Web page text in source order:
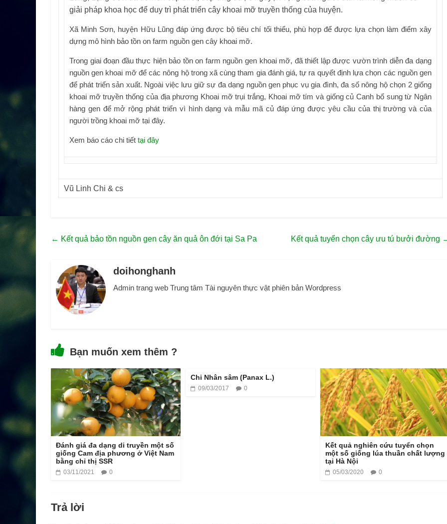
giải pháp khoa học để duy trì phát triển cây khoai mỡ truyền thống của huyện.
Xã Minh Sơn, huyện Hữu Lũng đáp ứng được bộ tiêu chí tối thiểu, phù hợp để được lựa chọn làm điểm xây
dựng mô hình bảo tồn on farm nguồn gen cây khoai mỡ.
Trong giai đoạn đầu thực hiện bảo tồn on farm nguồn gen khoai mỡ, đã thiết lập được vườn trình diễn đa dạng
nguồn gen khoai mỡ để các nông hộ trong xã cùng tham gia đánh giá, tự ra quyết định lựa chọn các nguồn gen
để phát triển sản xuất. Ngoài việc lưu giữ sự đa dạng nguồn gen phục vụ gia đình, đa số nông hộ chọn 2 giống
khoai mỡ truyền thống của địa phương Khoai mỡ trụi trắng, Khoai mỡ tím và giống củ Canh bổ sung từ Ngân
hàng gen để mở rộng phát triển vì hình dạng và mẫu mã củ đáp ứng được yêu cầu của thị trường và của
người trồng khoai mỡ tại đây.
Xem báo cáo chi tiết tại đây
Vũ Linh Chi & cs
← Kết quả bảo tồn nguồn gen cây ăn quả ôn đới tại Sa Pa Kết quả tuyển chọn cây ưu tú bưởi đường
doihonghanh
Admin trang web Trung tâm Tài nguyên thực vật phiên bản Wordpress
Bạn muốn xem thêm ?
Đánh giá đa dạng di truyền một số
giống Cam địa phương ở Việt Nam
bằng chỉ thị SSR
03/11/2021 0
Chi Nhân sâm (Panax L.)
09/03/2017 0
Kết quả nghiên cứu tuyển chọn
một số giống lúa thuần chất lượng
tại Hà Nội
05/03/2020 0
Trả lời